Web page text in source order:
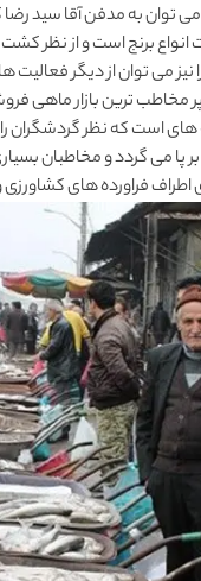
توان به مدفن آقا سید
برنج است و از نظر کشت
نیز می توان از دیگر
مخاطب ترین بازار ماهی
های است که نظر
پا می گردد و مخاطبان
فراورده های کشاورزی و